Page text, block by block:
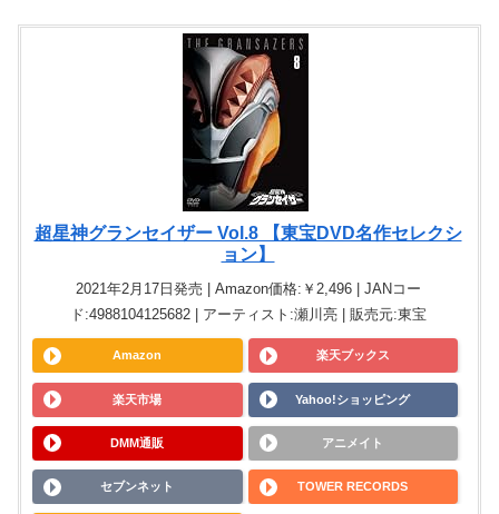
超星神グランセイザー Vol.8 【東宝DVD名作セレクシ
ョン】
2021年2月17日発売 | Amazon価格:￥2,496 | JANコー
ド:4988104125682 | アーティスト:瀬川亮 | 販売元:東宝
Amazon 楽天ブックス
楽天市場 Yahoo!ショッピング
DMM通販 アニメイト
セブンネット TOWER RECORDS